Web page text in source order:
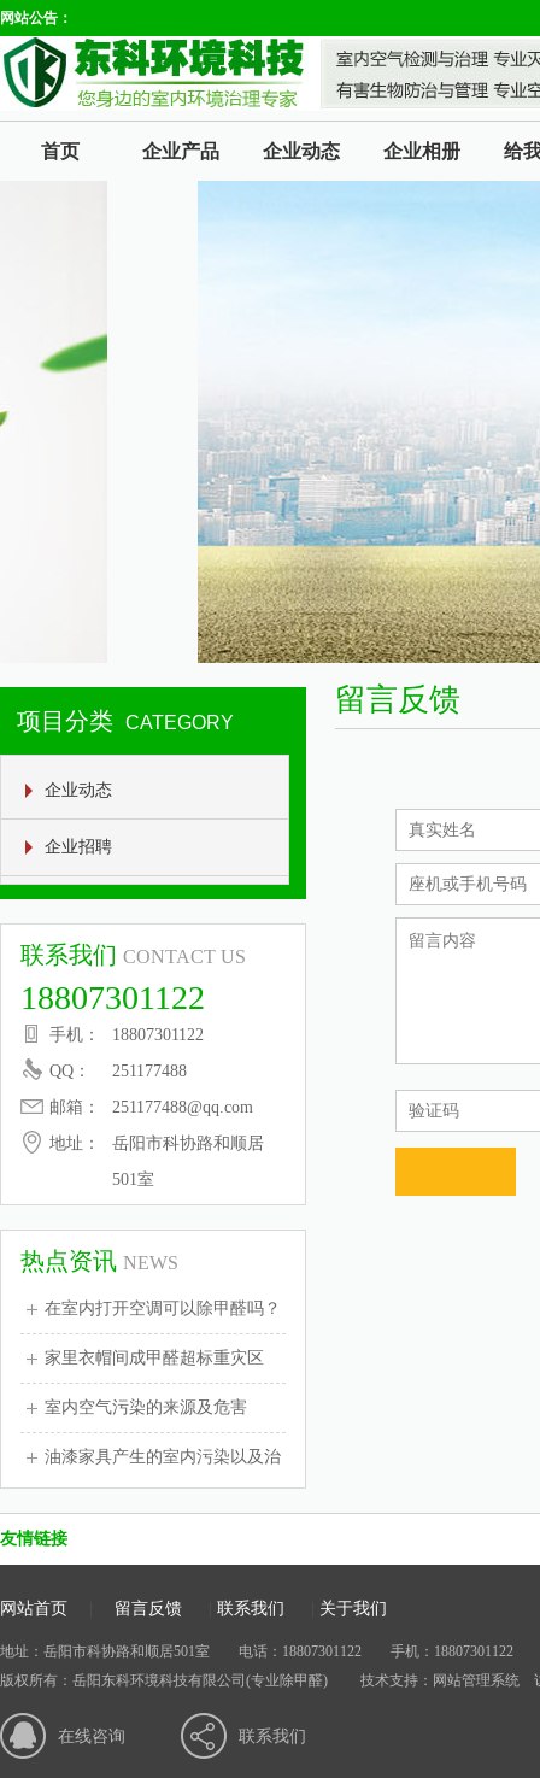
网站公告：
首页 企业产品 企业动态 企业相册 给
项目分类 CATEGORY
企业动态
企业招聘
联系我们 CONTACT US
18807301122
手机：
18807301122
QQ：
251177488
邮箱：
251177488@qq.com
地址：
岳阳市科协路和顺居
501室
热点资讯 NEWS
在室内打开空调可以除甲醛吗？
家里衣帽间成甲醛超标重灾区
室内空气污染的来源及危害
油漆家具产生的室内污染以及治
留言反馈
友情链接
网站首页 留言反馈 联系我们 关于我们
地址：岳阳市科协路和顺居501室 电话：18807301122 手机：18807301122 邮
版权所有：岳阳东科环境科技有限公司(专业除甲醛) 技术支持： 网站管理系统
在线咨询 联系我们